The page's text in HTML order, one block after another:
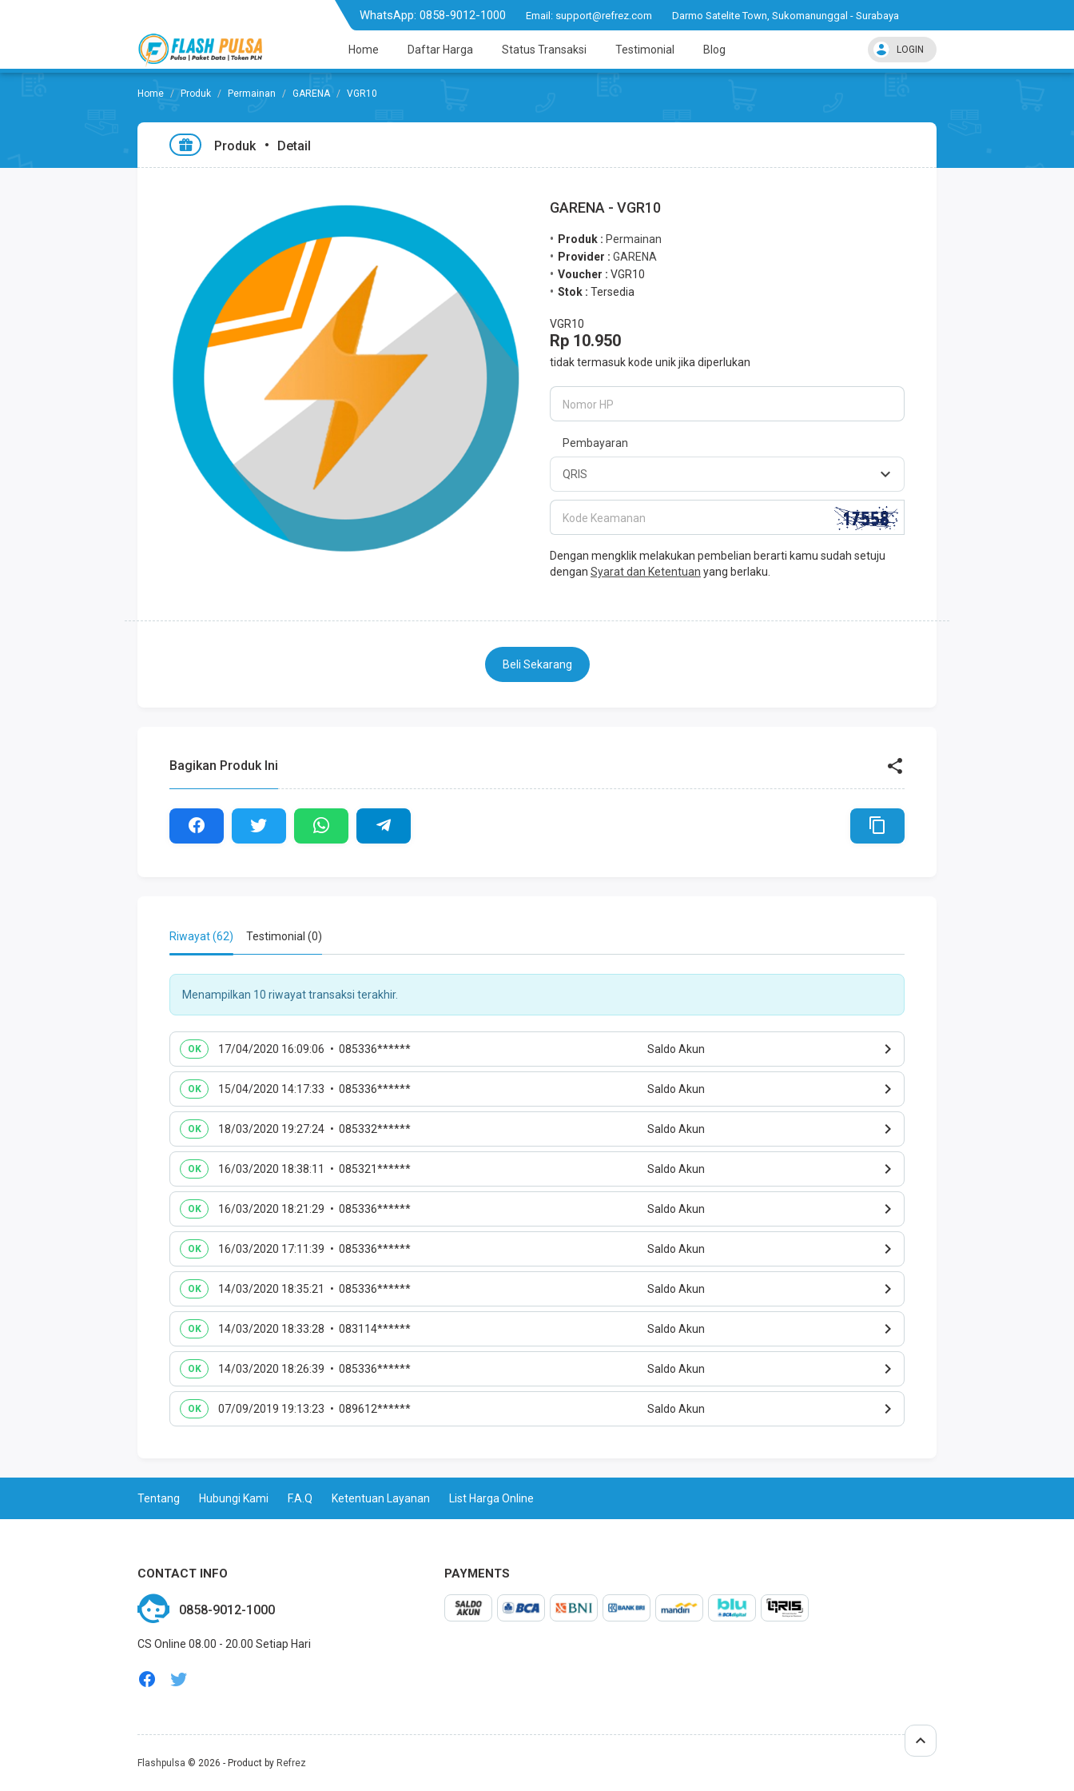
WhatsApp: 0858-9012-1000 Email: support@refrez.com Darmo Satelite Town, Sukomanunggal - Surabaya
Home Daftar Harga Status Transaksi Testimonial Blog LOGIN
Produk Permainan GARENA VGR10
Produk Detail
GARENA - VGR10
Produk : Permainan
Provider : GARENA
Voucher : VGR10
Stok : Tersedia
VGR10
Rp 10.950
tidak termasuk kode unik jika diperlukan
Nomor HP
Pembayaran
Kode Keamanan
Dengan mengklik melakukan pembelian berarti kamu sudah setuju
dengan Syarat dan Ketentuan yang berlaku.
Beli Sekarang
Bagikan Produk Ini
Riwayat (62) Testimonial (0)
Menampilkan 10 riwayat transaksi terakhir.
OK 17/04/2020 16:09:06 085336****** Saldo Akun
OK 15/04/2020 14:17:33 085336****** Saldo Akun
OK 18/03/2020 19:27:24 085332****** Saldo Akun
OK 16/03/2020 18:38:11 085321****** Saldo Akun
OK 16/03/2020 18:21:29 085336****** Saldo Akun
OK 16/03/2020 17:11:39 085336****** Saldo Akun
OK 14/03/2020 18:35:21 085336****** Saldo Akun
OK 14/03/2020 18:33:28 083114****** Saldo Akun
OK 14/03/2020 18:26:39 085336****** Saldo Akun
OK 07/09/2019 19:13:23 089612****** Saldo Akun
Tentang Hubungi Kami F.A.Q Ketentuan Layanan List Harga Online
CONTACT INFO
0858-9012-1000
CS Online 08.00 - 20.00 Setiap Hari
PAYMENTS
Flashpulsa © 2026 - Product by Refrez